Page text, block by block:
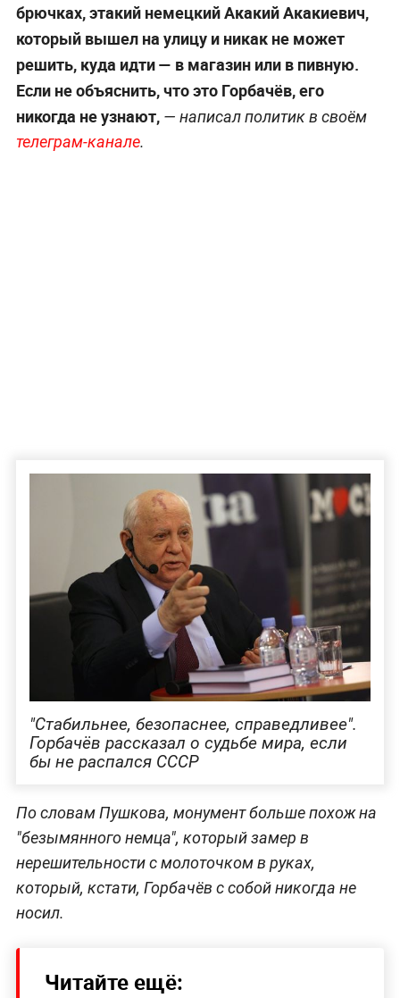
брючках, этакий немецкий Акакий Акакиевич,
который вышел на улицу и никак не может
решить, куда идти — в магазин или в пивную.
Если не объяснить, что это Горбачёв, его
никогда не узнают, — написал политик в своём
телеграм-канале.
"Стабильнее, безопаснее, справедливее".
Горбачёв рассказал о судьбе мира, если
бы не распался СССР
По словам Пушкова, монумент больше похож на
"безымянного немца", который замер в
нерешительности с молоточком в руках,
который, кстати, Горбачёв с собой никогда не
носил.
Читайте ещё: